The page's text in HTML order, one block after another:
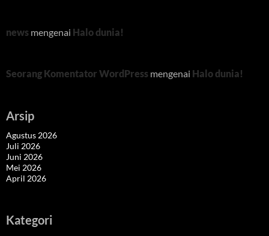
news mengenai Halo dunia!
Seorang Komentator WordPress mengenai Halo dunia!
Arsip
Agustus 2026
Juli 2026
Juni 2026
Mei 2026
April 2026
Kategori